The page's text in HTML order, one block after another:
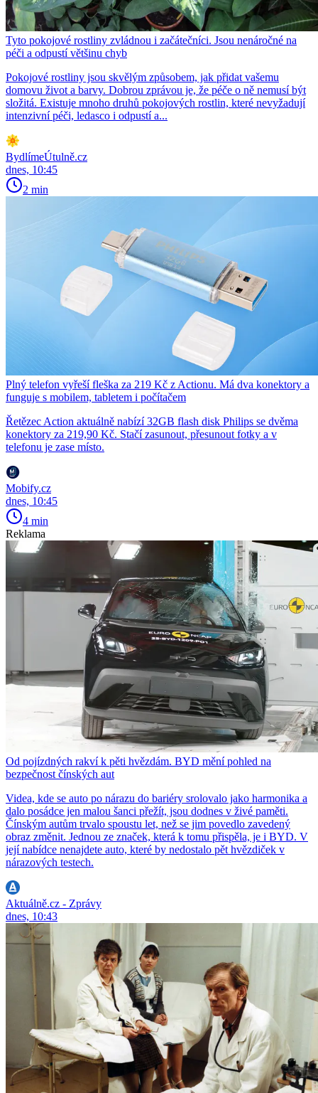
Tyto pokojové rostliny zvládnou i začátečníci. Jsou nenáročné na
péči a odpustí většinu chyb
Pokojové rostliny jsou skvělým způsobem, jak přidat vašemu
domovu život a barvy. Dobrou zprávou je, že péče o ně nemusí být
složitá. Existuje mnoho druhů pokojových rostlin, které nevyžadují
intenzivní péči, ledasco i odpustí a...
BydlímeÚtulně.cz
dnes, 10:45
2 min
Plný telefon vyřeší fleška za 219 Kč z Actionu. Má dva konektory a
funguje s mobilem, tabletem i počítačem
Řetězec Action aktuálně nabízí 32GB flash disk Philips se dvěma
konektory za 219,90 Kč. Stačí zasunout, přesunout fotky a v
telefonu je zase místo.
Mobify.cz
dnes, 10:45
4 min
Reklama
Od pojízdných rakví k pěti hvězdám. BYD mění pohled na
bezpečnost čínských aut
Videa, kde se auto po nárazu do bariéry srolovalo jako harmonika a
dalo posádce jen malou šanci přežít, jsou dodnes v živé paměti.
Čínským autům trvalo spoustu let, než se jim povedlo zavedený
obraz změnit. Jednou ze značek, která k tomu přispěla, je i BYD. V
její nabídce nenajdete auto, které by nedostalo pět hvězdiček v
nárazových testech.
Aktuálně.cz - Zprávy
dnes, 10:43